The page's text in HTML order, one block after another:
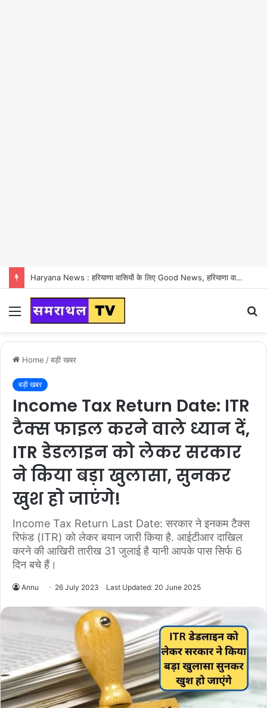
Haryana News : हरियाणा वासियों के लिए Good News, हरियाणा वासियों का गुरुग्राम में अपना घर लेने का सपना होगा साकार
Menu
Home /बड़ी खबर
बड़ी खबर
Income Tax Return Date: ITR
टैक्स फाइल करने वाले ध्यान दें,
ITR डेडलाइन को लेकर सरकार
ने किया बड़ा खुलासा, सुनकर
खुश हो जाएंगे!
Income Tax Return Last Date: सरकार ने इनकम टैक्स
रिफंड (ITR) को लेकर बयान जारी किया है. आईटीआर दाखिल
करने की आखिरी तारीख 31 जुलाई है यानी आपके पास सिर्फ 6
दिन बचे हैं।
Annu 26 July 2023 Last Updated: 20 June 2025